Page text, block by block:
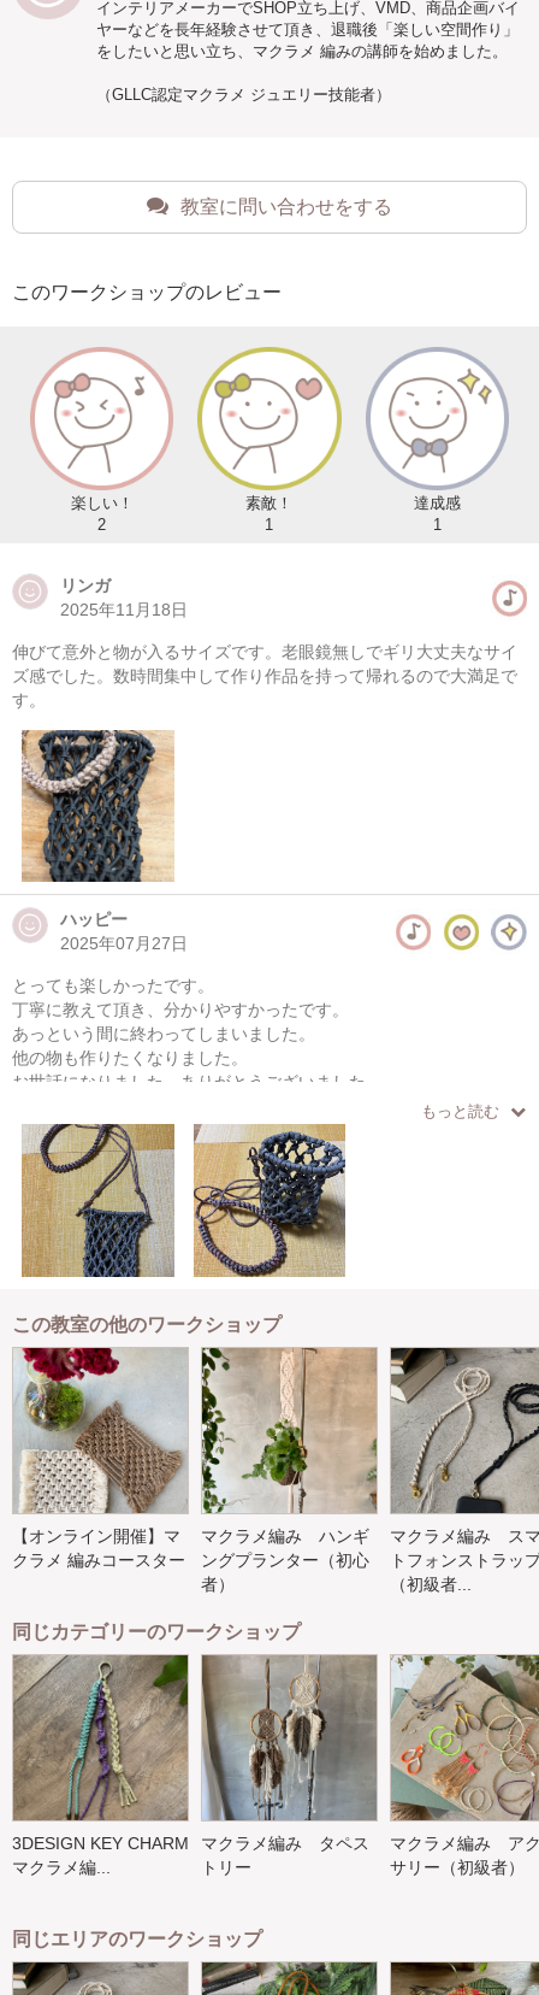
インテリアメーカーでSHOP立ち上げ、VMD、商品企画バイ
ヤーなどを長年経験させて頂き、退職後「楽しい空間作り」
をしたいと思い立ち、マクラメ 編みの講師を始めました。
（GLLC認定マクラメ ジュエリー技能者）
教室に問い合わせをする
このワークショップのレビュー
楽しい！
2
素敵！
1
達成感
1
リンガ
2025年11月18日
伸びて意外と物が入るサイズです。老眼鏡無しでギリ大丈夫なサイ
ズ感でした。数時間集中して作り作品を持って帰れるので大満足で
す。
ハッピー
2025年07月27日
とっても楽しかったです。
丁寧に教えて頂き、分かりやすかったです。
あっという間に終わってしまいました。
他の物も作りたくなりました。
お世話になりました。ありがとうございました。
もっと読む
この教室の他のワークショップ
【オンライン開催】マ
クラメ 編みコースター
マクラメ編み ハンギ
ングプランター（初心
者）
マクラメ編み ス
トフォンストラッ
（初級者...
同じカテゴリーのワークショップ
3DESIGN KEY CHARM
マクラメ編...
マクラメ編み タペス
トリー
マクラメ編み ア
サリー（初級者）
同じエリアのワークショップ